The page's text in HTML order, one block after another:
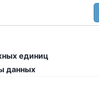
единиц
данных